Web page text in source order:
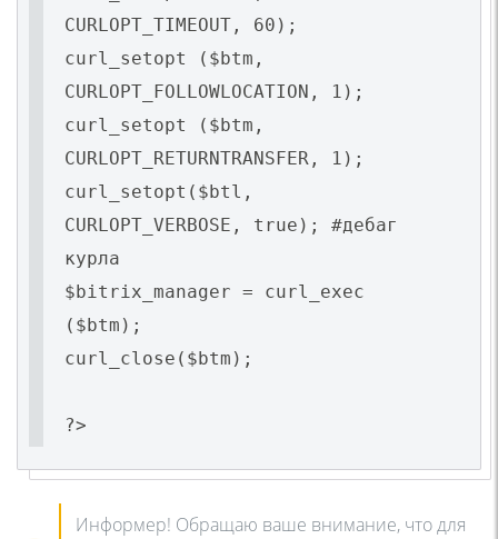
CURLOPT_TIMEOUT, 60);
curl_setopt ($btm,
CURLOPT_FOLLOWLOCATION, 1);
curl_setopt ($btm,
CURLOPT_RETURNTRANSFER, 1);
curl_setopt($btl,
CURLOPT_VERBOSE, true); #дебаг
курла
$bitrix_manager = curl_exec
($btm);
curl_close($btm);
?>
Информер! Обращаю ваше внимание, что для